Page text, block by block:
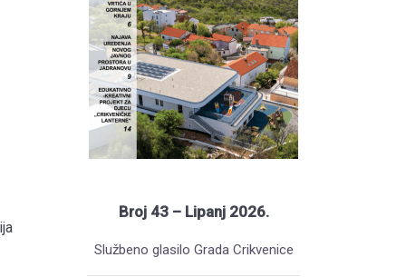
Broj 43 – Lipanj 2026.
Službeno glasilo Grada Crikvenice